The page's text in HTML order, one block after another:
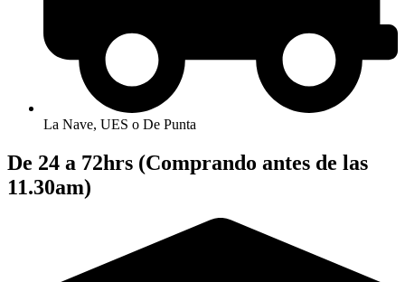
La Nave, UES o De Punta
De 24 a 72hrs (Comprando antes de las
11.30am)